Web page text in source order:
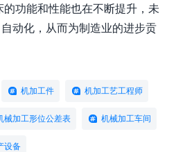
功能和性能也在不断提升，未
动化，从而为制造业的进步贡
机加工件 机加工艺工程师
械加工形位公差表 机械加工车间
设备